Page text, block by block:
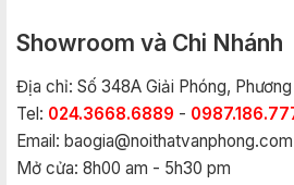
Showroom và Chi Nhánh
Địa chỉ: Số 348A Giải Phóng,
Tel: 024.3668.6889 -
Email: baogia@noithatvanphong.com
Mở cửa: 8h00 am - 5h30 pm